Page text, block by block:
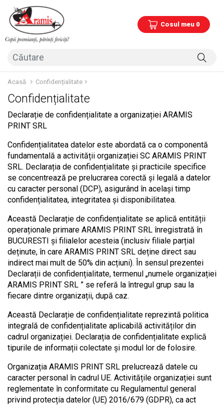
Cosul meu 0
Acasă Confidențialitate
Confidențialitate
Declarație de confidențialitate a organizației ARAMIS
PRINT SRL
Confidențialitatea datelor este abordată ca o componentă
fundamentală a activității organizației SC ARAMIS PRINT
SRL. Declarația de confidențialitate și practicile specifice
se concentrează pe prelucrarea corectă și legală a datelor
cu caracter personal (DCP), asigurând în același timp
confidențialitatea, integritatea și disponibilitatea.
Această Declarație de confidențialitate se aplică entității
operaționale primare ARAMIS PRINT SRL înregistrată în
BUCURESTI și filialelor acesteia (inclusiv filiale parțial
deținute, în care ARAMIS PRINT SRL deține direct sau
indirect mai mult de 50% din acțiuni). În sensul prezentei
Declarații de confidențialitate, termenul „numele organizației
ARAMIS PRINT SRL ” se referă la întregul grup sau la
fiecare dintre organizații, după caz.
Această Declarație de confidențialitate reprezintă politica
integrală de confidențialitate aplicabilă activităților din
cadrul organizației. Declarația de confidențialitate explică
tipurile de informații colectate și modul lor de folosire.
Organizația ARAMIS PRINT SRL prelucrează datele cu
caracter personal în cadrul UE. Activitățile organizației sunt
reglementate în conformitate cu Regulamentul general
privind protecția datelor (UE) 2016/679 (GDPR), ca act